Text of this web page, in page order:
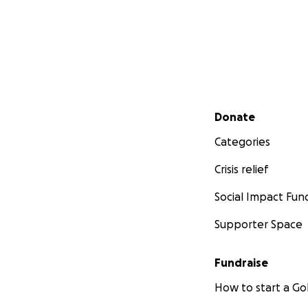
Secondary menu
Donate
Categories
Crisis relief
Social Impact
Supporter Space
Fundraise
How to start a